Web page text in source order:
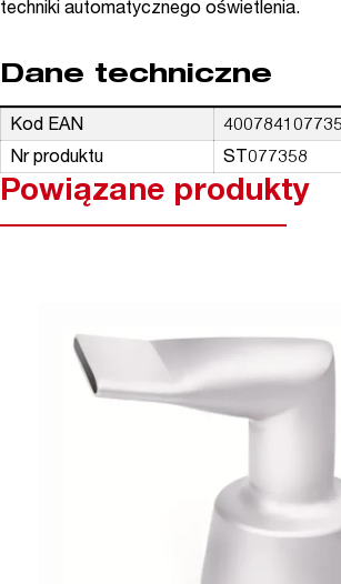
techniki automatycznego oświetlenia.
Dane techniczne
Kod EAN
Nr produktu
ST077358
Powiązane produkty